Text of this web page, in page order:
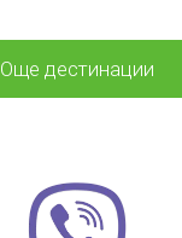
Още дестинации